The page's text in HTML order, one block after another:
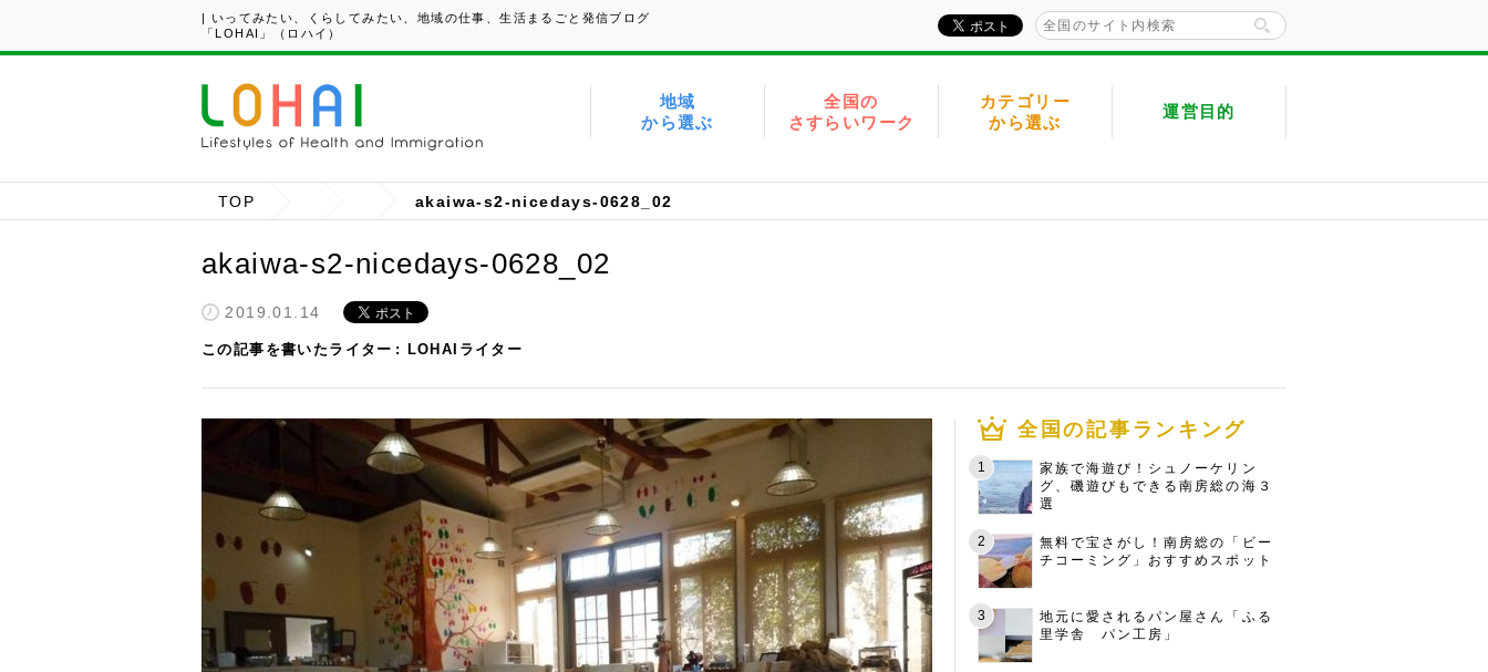
| いってみたい、くらしてみたい、地域の仕事、生活まるごと発信ブログ
「LOHAI」（ロハイ）
地域
から選ぶ
全国の
さすらいワーク
カテゴリー
から選ぶ
運営目的
TOP akaiwa-s2-nicedays-0628_02
akaiwa-s2-nicedays-0628_02
2019.01.14
この記事を書いたライター LOHAIライター
全国の記事ランキング
家族で海遊び！シュノーケリン
グ、磯遊びもできる南房総の海３
選
無料で宝さがし！南房総の「ビー
チコーミング」おすすめスポット
地元に愛されるパン屋さん「ふる
里学舎 パン工房」